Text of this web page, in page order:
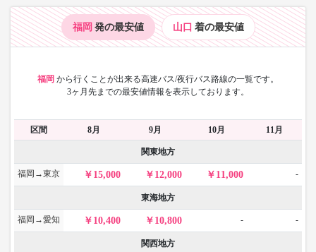
福岡 発の最安値 山口 着の最安値
福岡 から行くことが出来る高速バス/夜行バス路線の一覧です。
3ヶ月先までの最安値情報を表示しております。
区間 8月 9月 10月 11月
関東地方
福岡→東京 15,000 12,000 11,000 -
東海地方
福岡→愛知 10,400 10,800 - -
関西地方